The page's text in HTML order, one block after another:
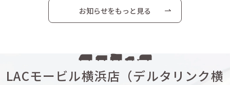
お知らせをもっと見る
LACモービル横浜店（デルタリンク横